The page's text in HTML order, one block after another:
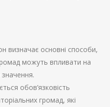
визначає основні способи,
можуть впливати на
обов’язковість
громад, які